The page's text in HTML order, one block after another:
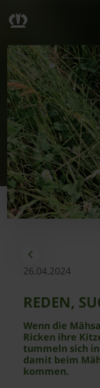
26.04.2024
REDEN,
Wenn die
Ricken ihre
tummeln sich
damit beim
kommen.